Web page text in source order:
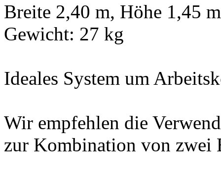
Breite 2,40 m, Höhe 1,45
Gewicht: 27 kg
Ideales System um
Wir empfehlen die
zur Kombination von zwei